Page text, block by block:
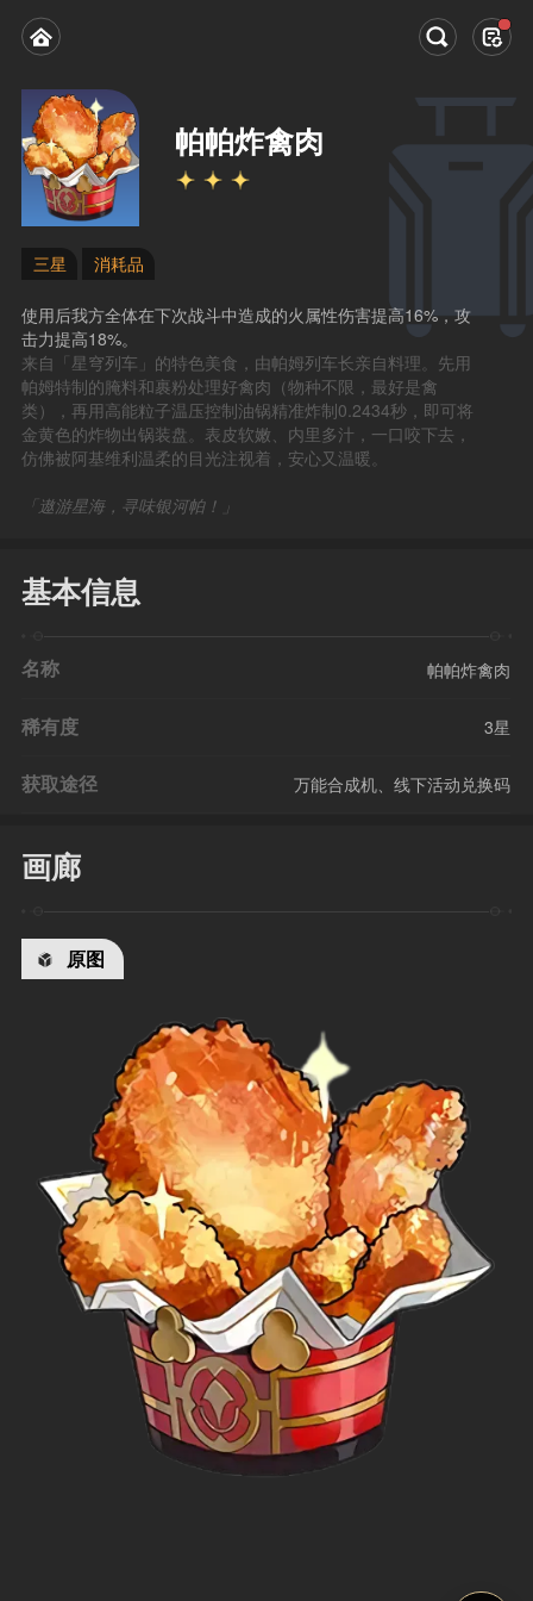
帕帕炸禽肉
三星 消耗品
使用后我方全体在下次战斗中造成的火属性伤害提高16%，攻
击力提高18%。
来自「星穹列车」的特色美食，由帕姆列车长亲自料理。先用
帕姆特制的腌料和裹粉处理好禽肉（物种不限，最好是禽
类），再用高能粒子温压控制油锅精准炸制0.2434秒，即可将
金黄色的炸物出锅装盘。表皮软嫩、内里多汁，一口咬下去，
仿佛被阿基维利温柔的目光注视着，安心又温暖。
「遨游星海，寻味银河帕！」
基本信息
名称 帕帕炸禽肉
稀有度 3星
获取途径 万能合成机、线下活动兑换码
画廊
原图